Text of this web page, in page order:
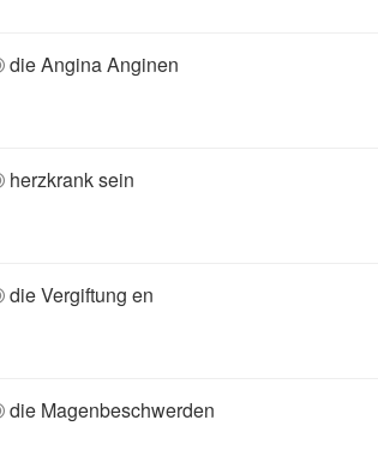
die Angina Anginen
herzkrank sein
die Vergiftung en
die Magenbeschwerden